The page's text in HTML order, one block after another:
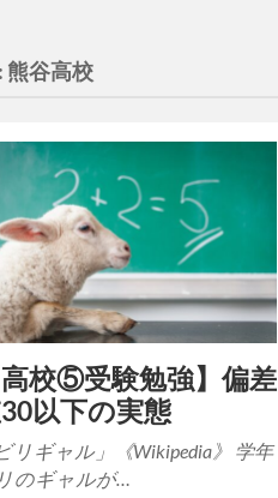
熊谷高校
高校⑤受験勉強】偏差
以下の実態
ビリギャル」《Wikipedia》 学年
のギャルが…